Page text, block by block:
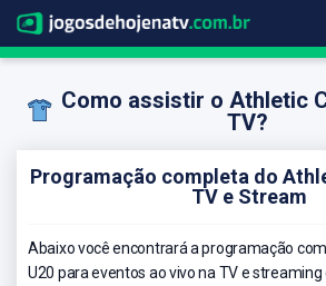
Como assistir o Athletic
TV?
Programação completa do
TV e Stream
Abaixo você encontrará a programação
U20 para eventos ao vivo na TV e